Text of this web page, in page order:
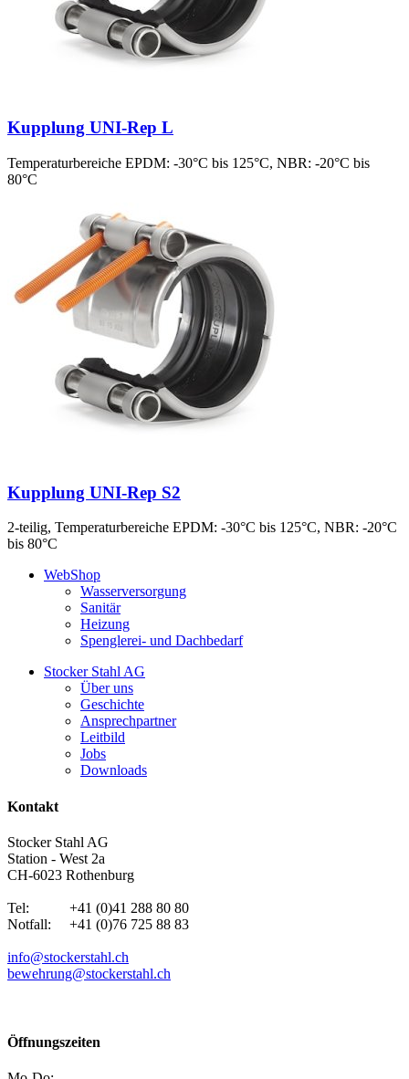
Kupplung UNI-Rep L
Temperaturbereiche EPDM: -30°C bis 125°C, NBR: -20°C bis
80°C
Kupplung UNI-Rep S2
2-teilig, Temperaturbereiche EPDM: -30°C bis 125°C, NBR: -20°C
bis 80°C
WebShop
Wasserversorgung
Sanitär
Heizung
Spenglerei- und Dachbedarf
Stocker Stahl AG
Über uns
Geschichte
Ansprechpartner
Leitbild
Jobs
Downloads
Kontakt
Stocker Stahl AG
Station - West 2a
CH-6023 Rothenburg
Tel: +41 (0)41 288 80 80
Notfall: +41 (0)76 725 88 83
info@stockerstahl.ch
bewehrung@stockerstahl.ch
Öffnungszeiten